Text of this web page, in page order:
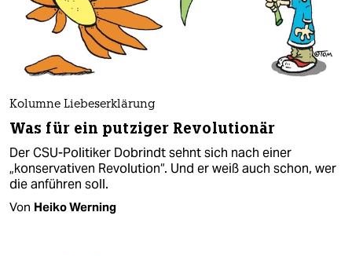
Kolumne Liebeserklärung
Was für ein putziger Revolutionär
Der CSU-Politiker Dobrindt sehnt sich nach einer
„konservativen Revolution“. Und er weiß auch schon, wer
die anführen soll.
Von Heiko Werning